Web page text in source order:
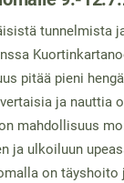
tunnelmista
pitää pieni
ja nauttia
mahdollisuus
ja ulkoiluun
on täyshoito